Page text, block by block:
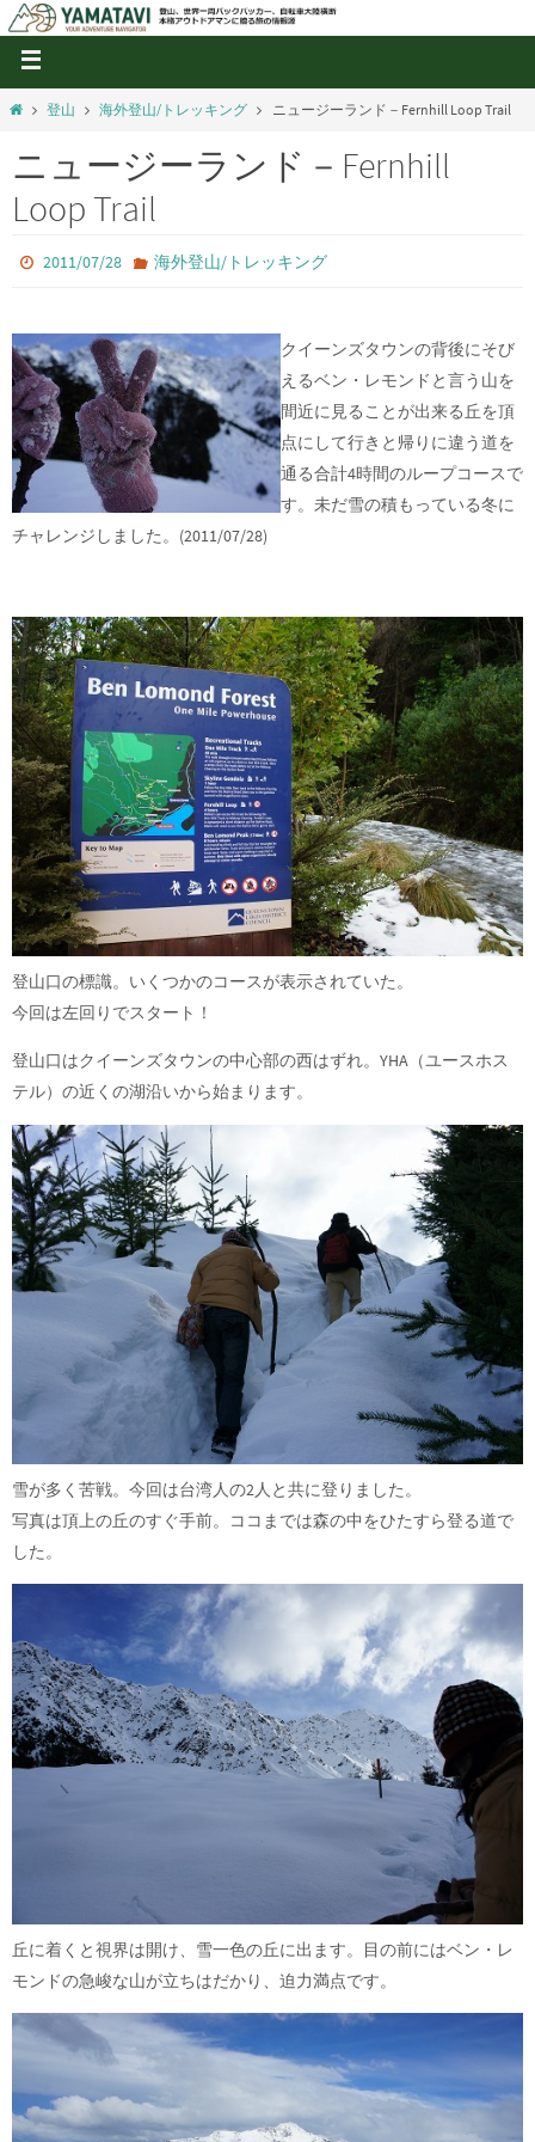
登山 海外登山/トレッキング ニュージーランド－Fernhill Loop Trail
ニュージーランド－Fernhill
Loop Trail
2011/07/28 海外登山/トレッキング
クイーンズタウンの背後にそび
えるベン・レモンドと言う山を
間近に見ることが出来る丘を頂
点にして行きと帰りに違う道を
通る合計4時間のループコースで
す。未だ雪の積もっている冬に
チャレンジしました。(2011/07/28)
登山口の標識。いくつかのコースが表示されていた。
今回は左回りでスタート！
登山口はクイーンズタウンの中心部の西はずれ。YHA（ユースホス
テル）の近くの湖沿いから始まります。
雪が多く苦戦。今回は台湾人の2人と共に登りました。
写真は頂上の丘のすぐ手前。ココまでは森の中をひたすら登る道で
した。
丘に着くと視界は開け、雪一色の丘に出ます。目の前にはベン・レ
モンドの急峻な山が立ちはだかり、迫力満点です。